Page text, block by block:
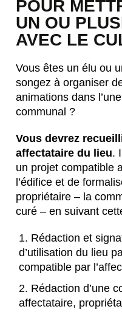
POUR
UN OU
AVEC LE
Vous êtes un élu ou
songez à organiser
animations dans
communal ?
Vous devrez
affectataire du lieu.
un projet compatible
l’édifice et de
propriétaire – la
curé – en suivant
Rédaction et
d’utilisation du lieu
compatible par
Rédaction d’une
affectataire,